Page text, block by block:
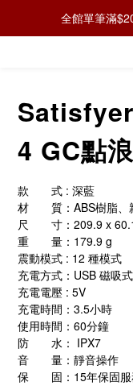
全館單筆滿
4 GC點
款　　式 : 深藍
材　　質：ABS樹脂、
尺　　寸：209.9 x
重　　量：179.9 g
震動模式 : 12 種模式
充電方式：USB 磁吸
充電電壓 : 5V
充電時間：3.5小時
使用時間：60分鐘
防　　水： IPX7
音　　量：靜音操作
保　　固：15年保固